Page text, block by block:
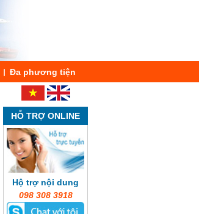
Đa phương tiện
HỖ TRỢ ONLINE
Hộ trợ nội dung
098 308 3918